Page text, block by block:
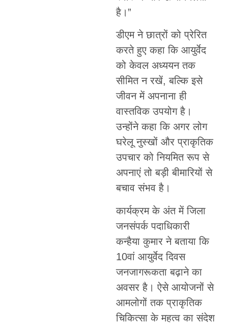
है।”
डीएम ने छात्रों को प्रेरित
करते हुए कहा कि आयुर्वेद
को केवल अध्ययन तक
सीमित न रखें, बल्कि इसे
जीवन में अपनाना ही
वास्तविक उपयोग है।
उन्होंने कहा कि अगर लोग
घरेलू नुस्खों और प्राकृतिक
उपचार को नियमित रूप से
अपनाएं तो बड़ी बीमारियों से
बचाव संभव है।
कार्यक्रम के अंत में जिला
जनसंपर्क पदाधिकारी
कन्हैया कुमार ने बताया कि
10वां आयुर्वेद दिवस
जनजागरूकता बढ़ाने का
अवसर है। ऐसे आयोजनों से
आमलोगों तक प्राकृतिक
चिकित्सा के महत्व का संदेश